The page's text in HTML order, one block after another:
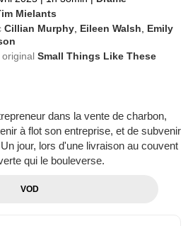
Mielants
Cillian Murphy Eileen Walsh
Emily
originalSmall Things Like These
dans la vente de charbon,
à flot son entreprise, et de subvenir
jour, lors d'une livraison au couvent
qui le bouleverse.
VOD